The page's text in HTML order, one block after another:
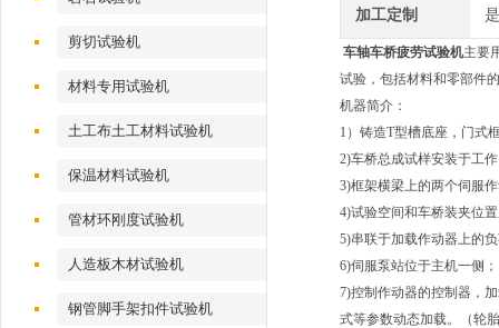
剪切试验机
材料专用试验机
土工布土工材料试验机
保温材料试验机
管材环刚度试验机
人造板木材试验机
钢管脚手架扣件试验机
加工定制 是
车轴车桥疲劳试验机主要
试验，包括材料和零部件
机器简介：
1）铸造T型槽底座，门式
2)车桥总成试样安装于工
3)框架横梁上的两个伺服
4)试验空间和车桥装夹位
5)串联于加载作动器上的
6)伺服泵站位于主机一侧；
7)控制作动器的控制器，
式等参数动态加载。（轮